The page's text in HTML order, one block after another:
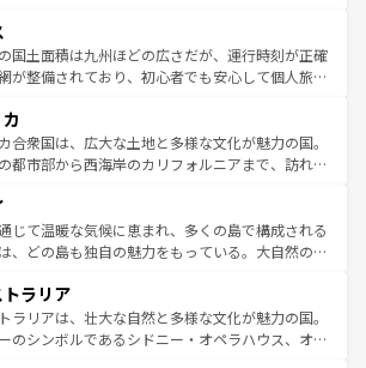
に足を運ぶとそれぞれで全く異なる文化を体験で
きるだろう。 なお、新着のフランス情報はコンテンツ一覧
てほしい。
きな人にはぜひ体験してほしい。 なお、新着の
報はコンテンツ一覧を参照してほしい。
に異なる魅力がある。また、優雅なアフタヌーン
ビール好きにはたまらない英国パブ、サッカー観
本場だからこそできる体験も豊富。イギリスを旅
を参照してほしい。
国土面積は九州ほどの広さだが、運行時刻が正確
が整備されており、初心者でも安心して個人旅行
そのまま残る町や、スイスならではのユニークな
あり、アルプス観光だけでなく町歩きも満喫する
きる。国民の所得が高いため物価も高いが、旅行
費無料で観光を楽しむこともできる。 なお、新
ス情報はコンテンツ一覧 を参照してほしい。
合衆国は、広大な土地と多様な文化が魅力の国。
都市部から西海岸のカリフォルニアまで、訪れる
巨大都市は、観光、ショッピング、エンターテイ
が詰まった刺激的なスポットだ。一方、アメリカ
大自然が広がり、グランドキャニオンやイエロー
ーオーリンズでは、音楽と美食が融合した独特の
力。旅行者はアメリカの各地域で異なる魅力を楽
ら、その多様性と豊かな歴史を感じることができ
じて温暖な気候に恵まれ、多くの島で構成される
、どの島も独自の魅力をもっている。大自然の神
見逃せない。また、定番の観光地といえばオアフ
静かな自然を求めるならマウイ島やカウアイ島が
。エメラルドグリーンに輝く海をはじめ、豊かな
ラリア
ラリアは、壮大な自然と多様な文化が魅力の国。
のシンボルであるシドニー・オペラハウス、オー